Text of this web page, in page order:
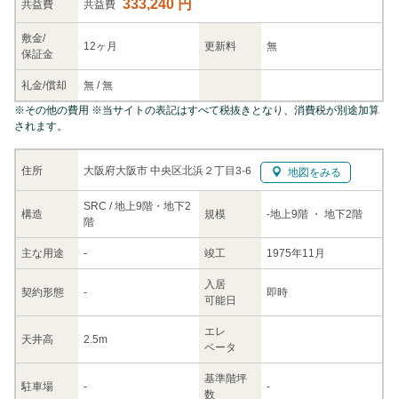
共益費 共益費 333,240 円
敷金/
保証金
12ヶ月 更新料 無
礼金/償却 無 /無
住所 大阪府大阪市 中央区北浜２丁目3-6 地図をみる
構造
SRC / 地上9階・地下2
階
規模 -地上9階 ・ 地下2階
主な用途 - 竣工 1975年11月
契約形態 -
入居
可能日
即時
天井高 2.5m
エレ
ベータ
駐車場 -
基準階坪
数
-
※その他の費用 ※当サイトの表記はすべて税抜きとなり、消費税が別途加算
されます。